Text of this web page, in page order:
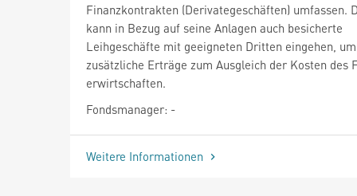
Finanzkontrakten (Derivategeschäften) umfassen.
kann in Bezug auf seine Anlagen auch besicherte
Leihgeschäfte mit geeigneten Dritten eingehen, um
zusätzliche Erträge zum Ausgleich der Kosten des
erwirtschaften.
Fondsmanager: -
Weitere Informationen